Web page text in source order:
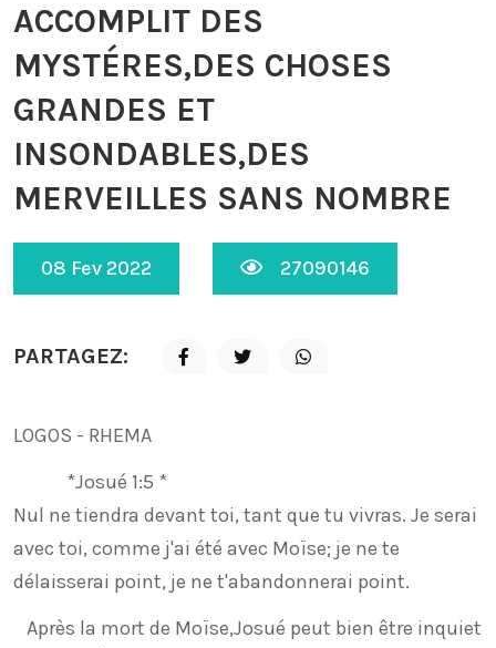
ACCOMPLIT DES
MYSTÉRES,DES CHOSES
GRANDES ET
INSONDABLES,DES
MERVEILLES SANS NOMBRE
08 Fev 2022 27090146
PARTAGEZ:
LOGOS - RHEMA
*Josué 1:5 *
Nul ne tiendra devant toi, tant que tu vivras. Je serai
avec toi, comme j'ai été avec Moïse; je ne te
délaisserai point, je ne t'abandonnerai point.
Après la mort de Moïse,Josué peut bien être inquiet